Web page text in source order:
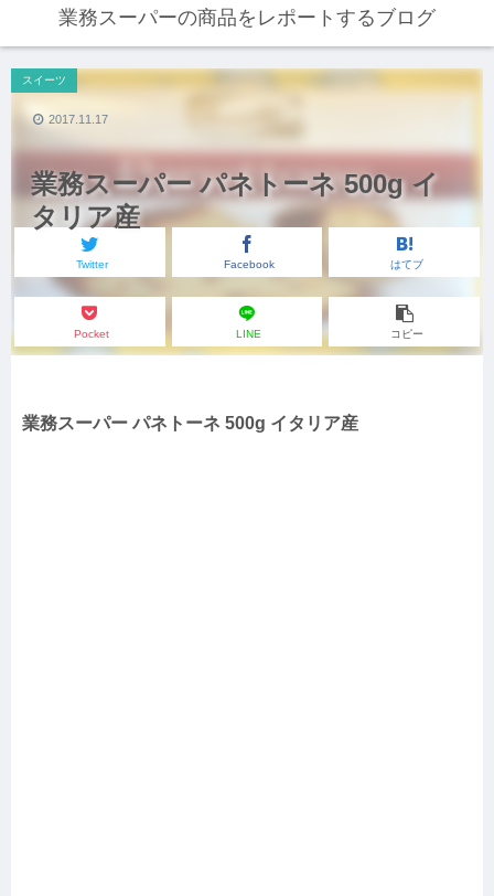
業務スーパーの商品をレポートするブログ
業務スーパー パネトーネ 500g イ
タリア産
スイーツ
Twitter Facebook はてブ
Pocket LINE コピー
2017.11.17
業務スーパー パネトーネ 500g イタリア産